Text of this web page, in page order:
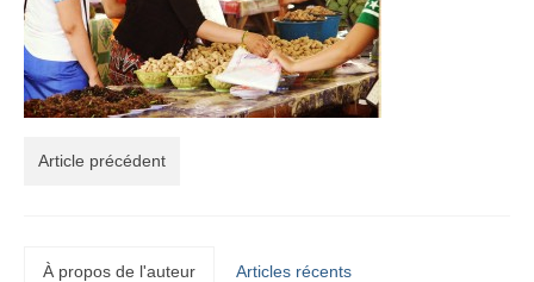
Presse
Article précédent
À propos de l'auteur Articles récents